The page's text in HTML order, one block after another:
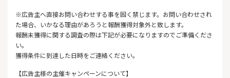
※広告主へ直接お問い合わせする事を固く禁じます。お問い合わせされ
た場合、いかなる理由があろうと報酬獲得対象外と致します。
報酬未獲得に関する調査の際は下記が必要になりますのでご準備くださ
い。
獲得条件に到達した日時をご連絡ください。
【広告主様の主催キャンペーンについて】